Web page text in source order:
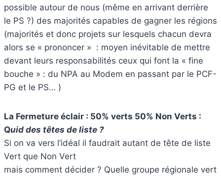
possible autour de nous (même en arrivant derrière
le PS ?) des majorités capables de gagner les régions
(majorités et donc projets sur lesquels chacun devra
alors se « prononcer » : moyen inévitable de mettre
devant leurs responsabilités ceux qui font la « fine
bouche » : du NPA au Modem en passant par le PCF-
PG et le PS… )
La Fermeture éclair : 50% verts 50% Non Verts :
Quid des têtes de liste ?
Si on va vers l’idéal il faudrait autant de tête de liste
Vert que Non Vert
mais comment décider ? Quelle groupe régionale vert